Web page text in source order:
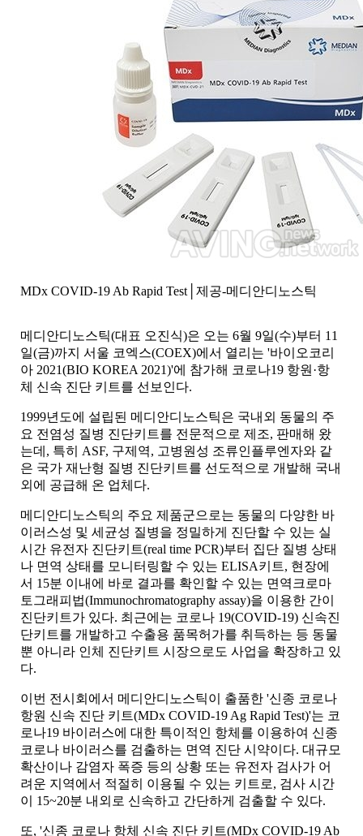
MDx COVID-19 Ab Rapid Test│제공-메디안디노스틱
메디안디노스틱(대표 오진식)은 오는 6월 9일(수)부터 11
일(금)까지 서울 코엑스(COEX)에서 열리는 '바이오코리
아 2021(BIO KOREA 2021)'에 참가해 코로나19 항원·항
체 신속 진단 키트를 선보인다.
1999년도에 설립된 메디안디노스틱은 국내외 동물의 주
요 전염성 질병 진단키트를 전문적으로 제조, 판매해 왔
는데, 특히 ASF, 구제역, 고병원성 조류인플루엔자와 같
은 국가 재난형 질병 진단키트를 선도적으로 개발해 국내
외에 공급해 온 업체다.
메디안디노스틱의 주요 제품군으로는 동물의 다양한 바
이러스성 및 세균성 질병을 정밀하게 진단할 수 있는 실
시간 유전자 진단키트(real time PCR)부터 집단 질병 상태
나 면역 상태를 모니터링할 수 있는 ELISA키트, 현장에
서 15분 이내에 바로 결과를 확인할 수 있는 면역크로마
토그래피법(Immunochromatography assay)을 이용한 간이
진단키트가 있다. 최근에는 코로나 19(COVID-19) 신속진
단키트를 개발하고 수출용 품목허가를 취득하는 등 동물
뿐 아니라 인체 진단키트 시장으로도 사업을 확장하고 있
다.
이번 전시회에서 메디안디노스틱이 출품한 '신종 코로나
항원 신속 진단 키트(MDx COVID-19 Ag Rapid Test)'는 코
로나19 바이러스에 대한 특이적인 항체를 이용하여 신종
코로나 바이러스를 검출하는 면역 진단 시약이다. 대규모
확산이나 감염자 폭증 등의 상황 또는 유전자 검사가 어
려운 지역에서 적절히 이용될 수 있는 키트로, 검사 시간
이 15~20분 내외로 신속하고 간단하게 검출할 수 있다.
또, '신종 코로나 항체 신속 진단 키트(MDx COVID-19 Ab